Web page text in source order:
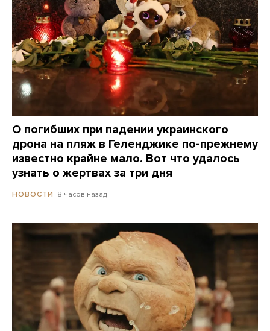
О погибших при падении украинского
дрона на пляж в Геленджике по-прежнему
известно крайне мало. Вот что удалось
узнать о жертвах за три дня
НОВОСТИ 8 часов назад